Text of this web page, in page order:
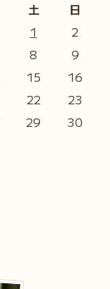
土 日
1
2
8
9
15
16
22
23
29
30